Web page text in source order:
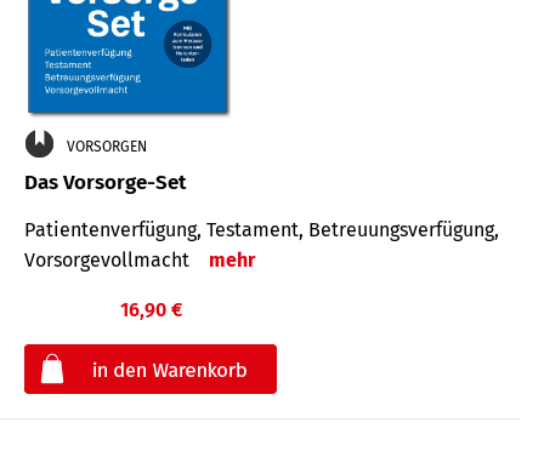
VORSORGEN
Das Vorsorge-Set
Patienten­ver­fügung, Testa­ment, Be­treuungs­verfü­gung,
Vor­sorge­voll­macht
mehr
16,90 €